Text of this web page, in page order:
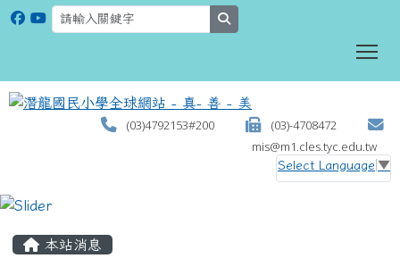
(03)4792153#200
(03)-4708472
mis@m1.cles.tyc.edu.tw
Select Language ▼
本站消息